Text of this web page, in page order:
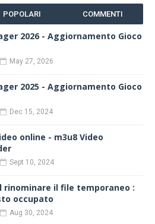
POPOLARI COMMENTI
2026 - Aggiornamento Gioco
May 27, 2026
2025 - Aggiornamento Gioco
Dec 15, 2024
online - m3u8 Video
Sept 10, 2024
rinominare il file temporaneo :
occupato
Aug 30, 2024